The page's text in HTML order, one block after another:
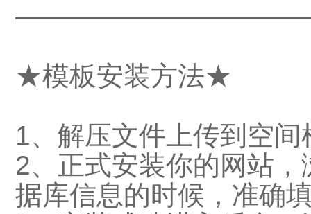
★模板安装方法★
1、解压文件上传到空
2、正式安装你的网站
据库信息的时候，准确